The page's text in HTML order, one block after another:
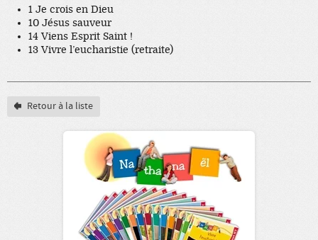
1 Je crois en Dieu
10 Jésus sauveur
14 Viens Esprit Saint !
13 Vivre l’eucharistie (retraite)
Retour à la liste